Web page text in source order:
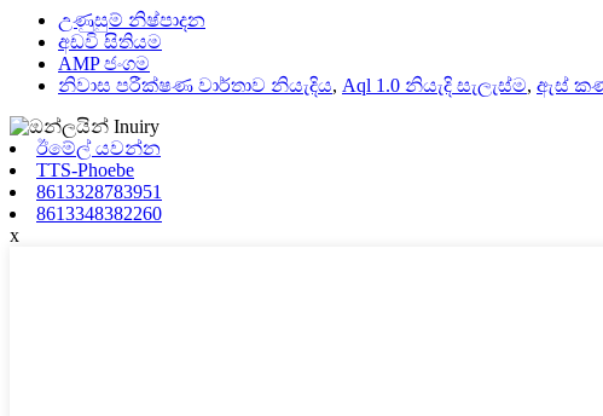
උණුසුම් නිෂ්පාදන
අඩවි සිතියම
AMP ජංගම
නිවාස පරීක්ෂණ වාර්තාව නියැදිය, Aql 1.0 නියැදි සැලැස්ම, ඇස්
ඊමේල් යවන්න
TTS-Phoebe
8613328783951
8613348382260
x